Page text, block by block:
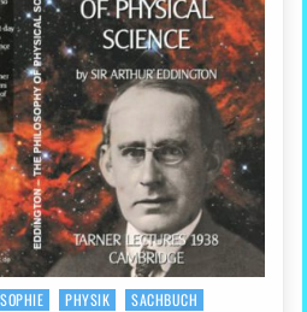
PHYSIK SACHBUCH